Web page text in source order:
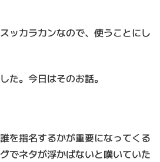
ッカラカンなので、使うことにし
た。今日はそのお話。
を指名するかが重要になってくる
でネタが浮かばないと嘆いていた